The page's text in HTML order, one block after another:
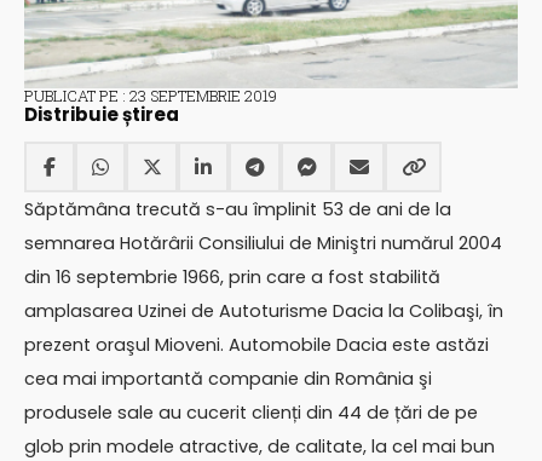
PUBLICAT PE : 23 SEPTEMBRIE 2019
Distribuie știrea
Săptămâna trecută s-au împlinit 53 de ani de la
semnarea Hotărârii Consiliului de Miniştri numărul 2004
din 16 septembrie 1966, prin care a fost stabilită
amplasarea Uzinei de Autoturisme Dacia la Colibaşi, în
prezent oraşul Mioveni. Automobile Dacia este astăzi
cea mai importantă companie din România şi
produsele sale au cucerit clienți din 44 de țări de pe
glob prin modele atractive, de calitate, la cel mai bun